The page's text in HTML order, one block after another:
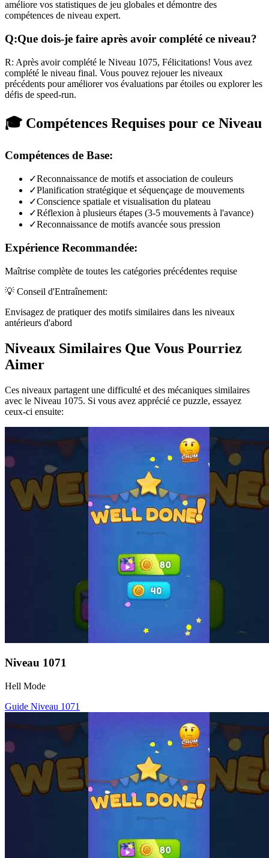
améliore vos statistiques de jeu globales et démontre des
compétences de niveau expert.
Q:Que dois-je faire après avoir complété ce niveau?
R: Après avoir complété le Niveau 1075, Félicitations! Vous avez
complété le niveau final. Vous pouvez rejouer les niveaux
précédents pour améliorer vos évaluations par étoiles ou explorer les
défis de speed-run.
🎓 Compétences Requises pour ce Niveau
Compétences de Base:
✓Reconnaissance de motifs et association de couleurs
✓Planification stratégique et séquençage de mouvements
✓Conscience spatiale et visualisation du plateau
✓Réflexion à plusieurs étapes (3-5 mouvements à l'avance)
✓Reconnaissance de motifs avancée sous pression
Expérience Recommandée:
Maîtrise complète de toutes les catégories précédentes requise
💡 Conseil d'Entraînement:
Envisagez de pratiquer des motifs similaires dans les niveaux
antérieurs d'abord
Niveaux Similaires Que Vous Pourriez
Aimer
Ces niveaux partagent une difficulté et des mécaniques similaires
avec le Niveau 1075. Si vous avez apprécié ce puzzle, essayez
ceux-ci ensuite:
Niveau 1071
Hell Mode
Guide Niveau 1071